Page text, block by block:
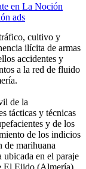
en La Noción
ads
cultivo y
ilícita de armas
accidentes y
a la red de fluido
de la
tácticas y técnicas
y de los
de los indicios
de marihuana
en el paraje